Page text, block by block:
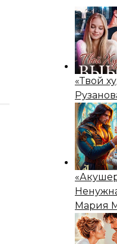
«Твой
Мария